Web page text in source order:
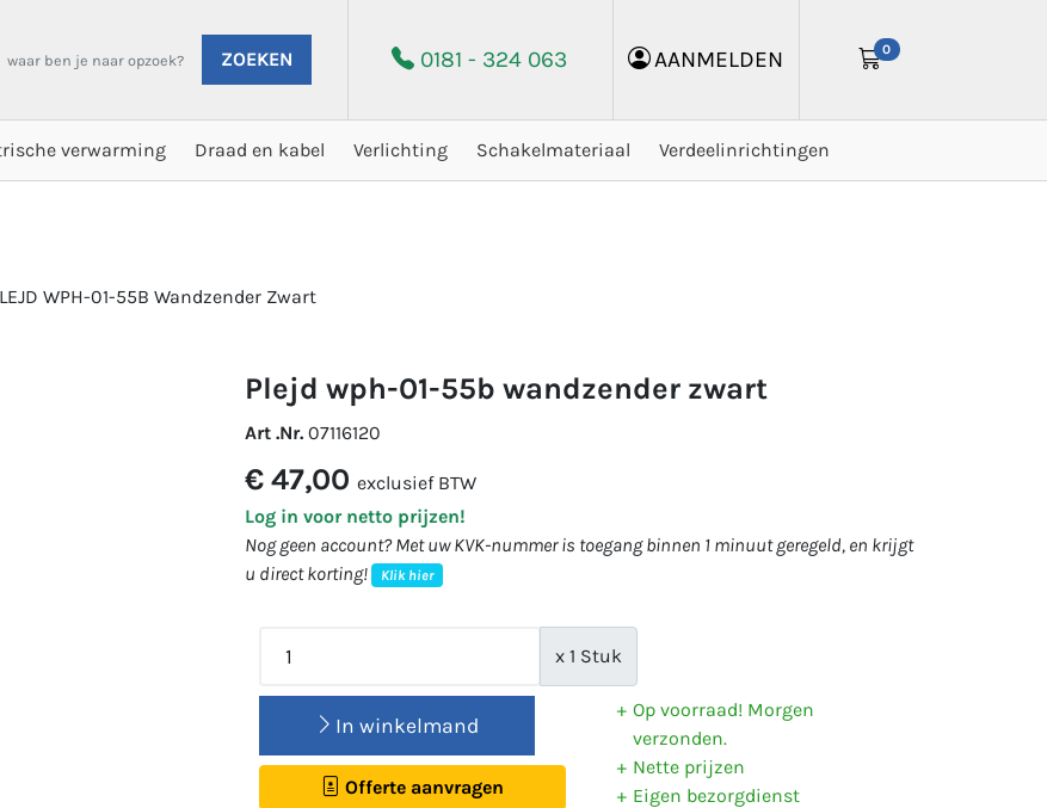
ZOEKEN 0181 - 324 063 AANMELDEN 0
verwarming Draad en kabel Verlichting Schakelmateriaal Verdeelinrichtingen
WPH-01-55B Wandzender Zwart
plejd wph-01-55b wandzender zwart
Art .Nr. 07116120
€ 47,00 exclusief BTW
Log in voor netto prijzen!
Nog geen account? Met uw KVK-nummer is toegang binnen 1 minuut geregeld, en krijgt
u direct korting!
Klik hier
x 1 Stuk
In winkelmand
Offerte aanvragen
Op voorraad! Morgen
verzonden.
Nette prijzen
Eigen bezorgdienst